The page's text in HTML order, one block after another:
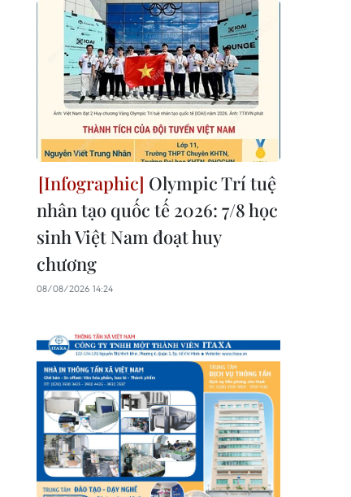
Olympic Trí tuệ
nhân tạo quốc tế 2026: 7/8 học
sinh Việt Nam đoạt huy
chương
08/08/2026 14:24